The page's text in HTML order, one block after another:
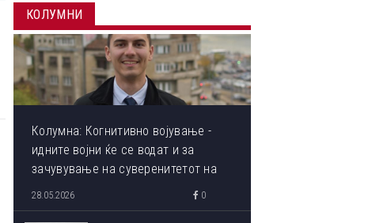
КОЛУМНИ
Колумна: Когнитивно војување -
идните војни ќе се водат и за
зачувување на суверенитетот на
сопствениот ум
28.05.2026 0